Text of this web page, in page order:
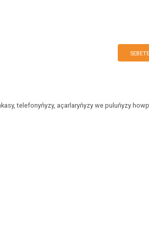
telefonyňyzy, açarlaryňyzy we puluňyzy